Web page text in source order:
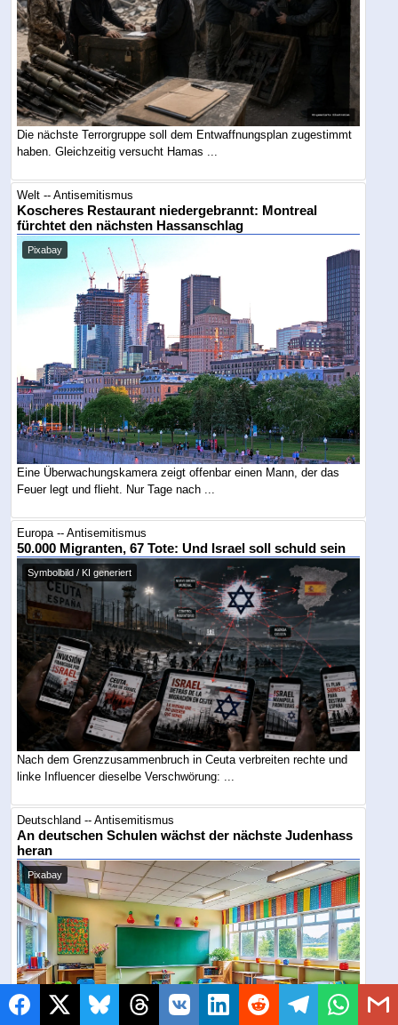
Die nächste Terrorgruppe soll dem Entwaffnungsplan zugestimmt
haben. Gleichzeitig versucht Hamas ...
Welt -- Antisemitismus
Koscheres Restaurant niedergebrannt: Montreal
fürchtet den nächsten Hassanschlag
Pixabay
Eine Überwachungskamera zeigt offenbar einen Mann, der das
Feuer legt und flieht. Nur Tage nach ...
Europa -- Antisemitismus
50.000 Migranten, 67 Tote: Und Israel soll schuld sein
Symbolbild / KI generiert
Nach dem Grenzzusammenbruch in Ceuta verbreiten rechte und
linke Influencer dieselbe Verschwörung: ...
Deutschland -- Antisemitismus
An deutschen Schulen wächst der nächste Judenhass
heran
Pixabay